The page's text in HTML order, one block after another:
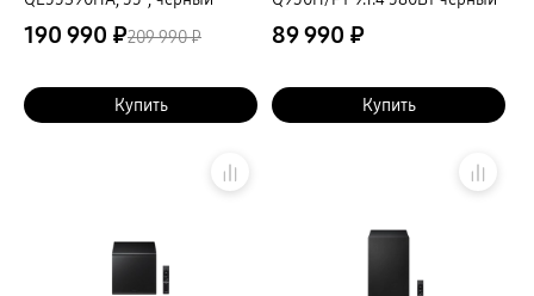
190 990 ₽209 990 ₽
Купить
89 990 ₽
Купить